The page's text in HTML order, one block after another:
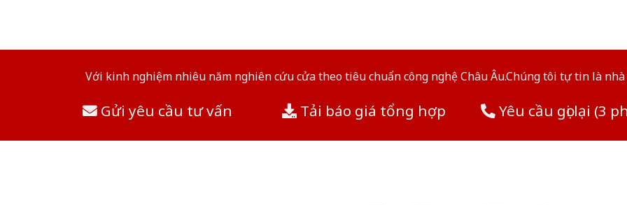
Với kinh nghiệm nhiêu năm nghiên cứu cửa theo tiêu chuẩn công nghệ Châu Âu.Chúng tôi tự tin là
Gửi yêu cầu tư vấn Tải báo giá tổng hợp Yêu cầu gọi lại (3